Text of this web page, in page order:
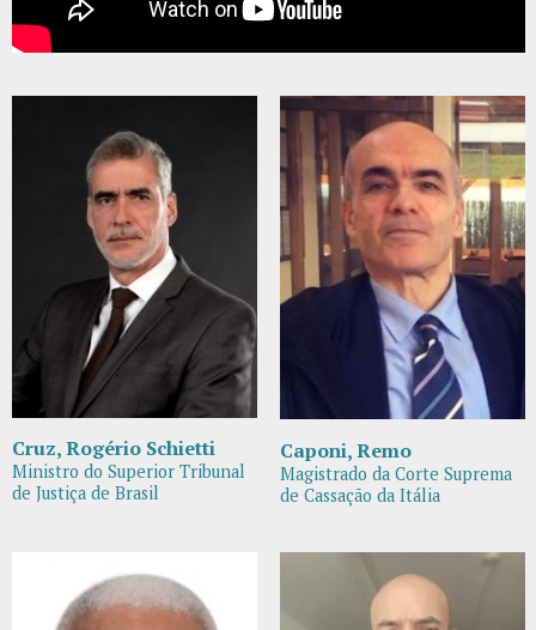
Cruz, Rogério Schietti
Ministro do Superior Tribunal
de Justiça de Brasil
Caponi, Remo
Magistrado da Corte Suprema
de Cassação da Itália